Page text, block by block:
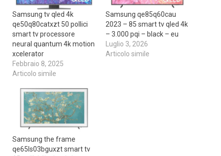
Samsung tv qled 4k
qe50q80catxzt 50 pollici
smart tv processore
neural quantum 4k motion
xcelerator
Febbraio 8, 2025
Articolo simile
Samsung qe85q60cau
2023 – 85 smart tv qled 4k
– 3.000 pqi – black – eu
Luglio 3, 2026
Articolo simile
Samsung the frame
qe65ls03bguxzt smart tv